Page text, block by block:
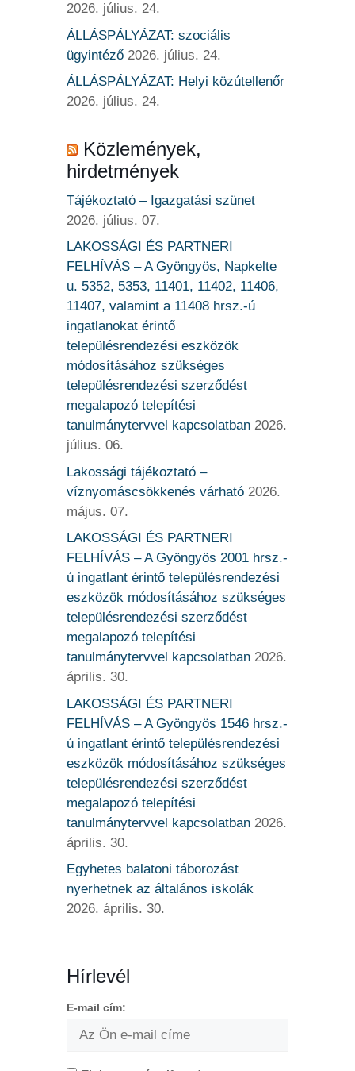
2026. július. 24.
ÁLLÁSPÁLYÁZAT: szociális
ügyintéző 2026. július. 24.
ÁLLÁSPÁLYÁZAT: Helyi közútellenőr
2026. július. 24.
Közlemények,
hirdetmények
Tájékoztató – Igazgatási szünet
2026. július. 07.
LAKOSSÁGI ÉS PARTNERI
FELHÍVÁS – A Gyöngyös, Napkelte
u. 5352, 5353, 11401, 11402, 11406,
11407, valamint a 11408 hrsz.-ú
ingatlanokat érintő
településrendezési eszközök
módosításához szükséges
településrendezési szerződést
megalapozó telepítési
tanulmánytervvel kapcsolatban 2026.
július. 06.
Lakossági tájékoztató –
víznyomáscsökkenés várható 2026.
május. 07.
LAKOSSÁGI ÉS PARTNERI
FELHÍVÁS – A Gyöngyös 2001 hrsz.-
ú ingatlant érintő településrendezési
eszközök módosításához szükséges
településrendezési szerződést
megalapozó telepítési
tanulmánytervvel kapcsolatban 2026.
április. 30.
LAKOSSÁGI ÉS PARTNERI
FELHÍVÁS – A Gyöngyös 1546 hrsz.-
ú ingatlant érintő településrendezési
eszközök módosításához szükséges
településrendezési szerződést
megalapozó telepítési
tanulmánytervvel kapcsolatban 2026.
április. 30.
Egyhetes balatoni táborozást
nyerhetnek az általános iskolák
2026. április. 30.
Hírlevél
E-mail cím: